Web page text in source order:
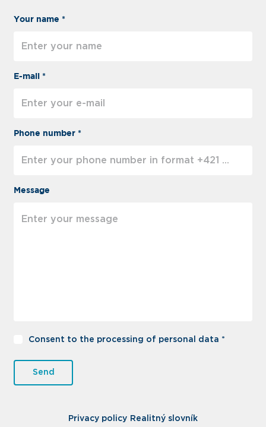
Your name *
E-mail *
Phone number *
Message
Consent to the processing of personal data *
Send
Privacy policy Realitný slovník